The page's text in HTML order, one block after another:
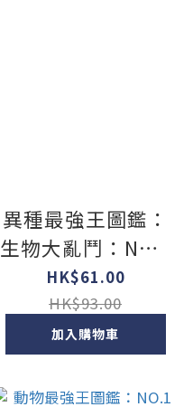
異種最強王圖鑑：
生物大亂鬥：NO.1
爭奪淘汰賽
HK$61.00
HK$93.00
加入購物車